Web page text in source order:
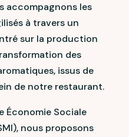
accompagnons les
à travers un
sur la production
des
issus de
de notre restaurant.
Économie Sociale
nous proposons